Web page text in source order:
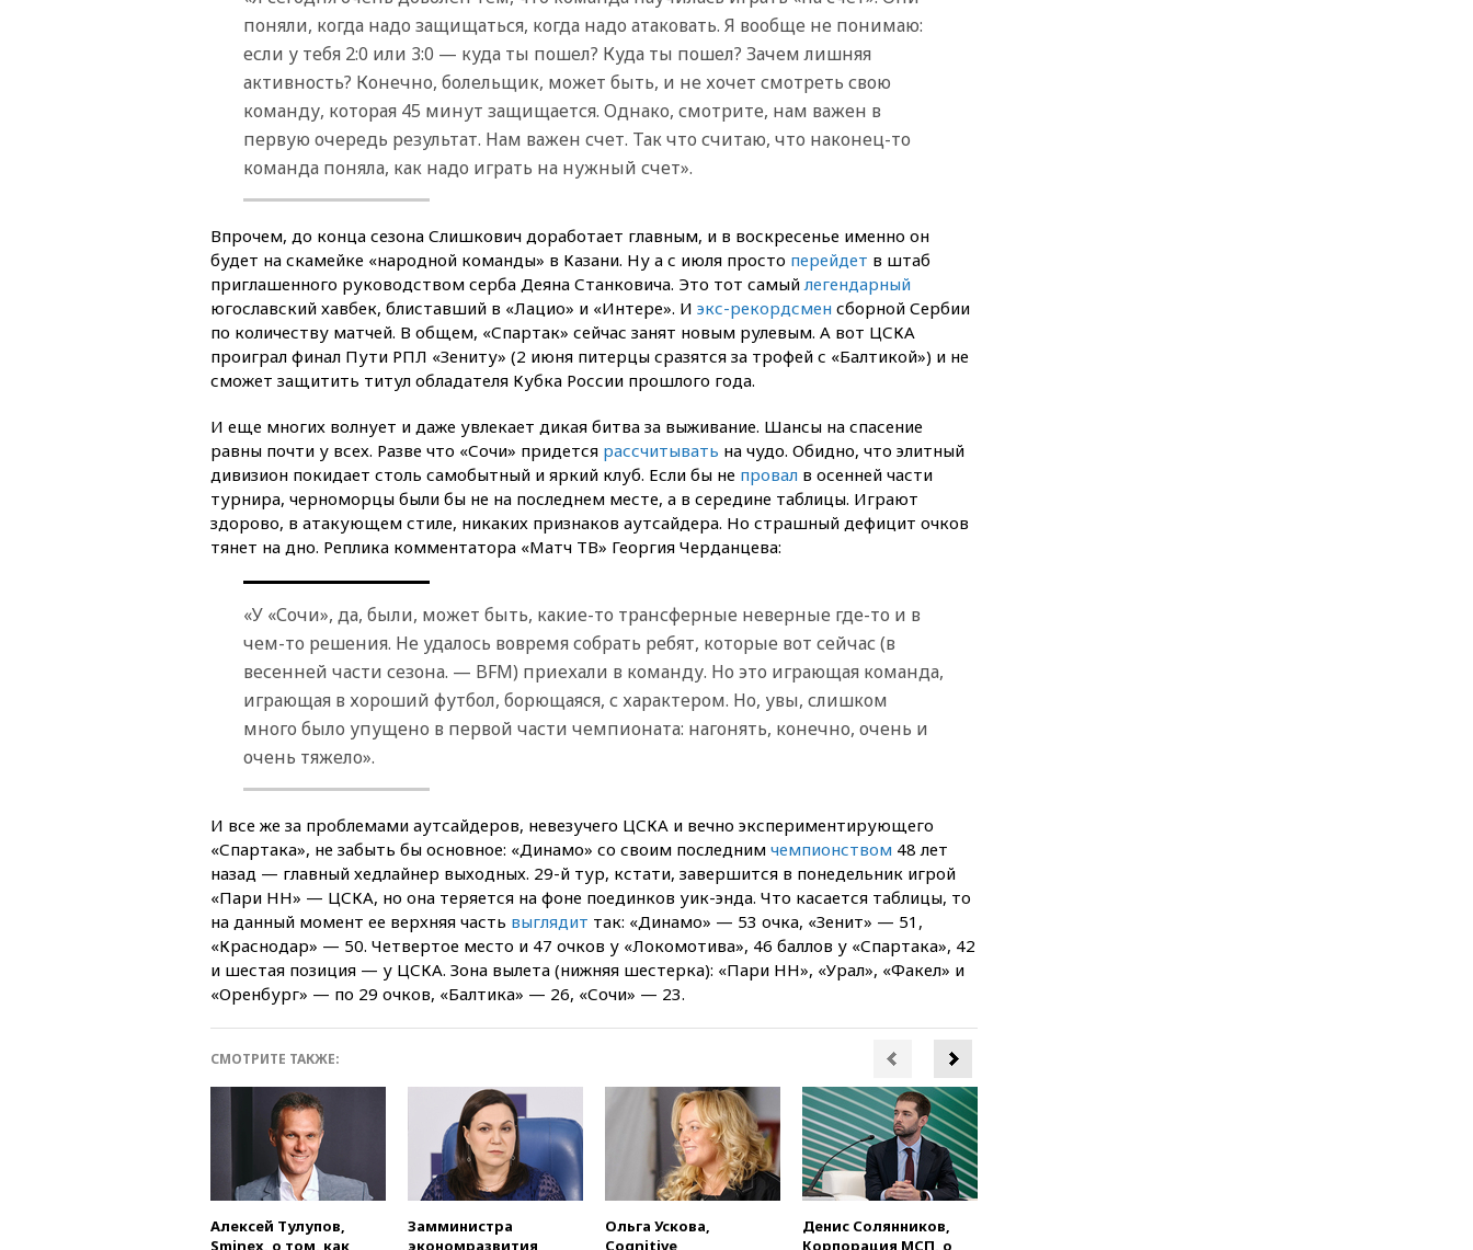
атакован склад Wildberries
07:52 В Таиланде ученик
есть жертвы
07:00
километрах от Ванкувера
вреде психическому
здоровью детей
05:51Трамп подписал указ
против «родильного туризма»
в США
04:00 Суд взыскал почти 5 млн
рублей в пользу семьи
мальчика
03:00МИД РФ: попытки Запада
рассорить Россию и Казахстан
обречены на провал
02:00Ни один водоем Англии
не соответствует нормам
нуждаются в дальнобойных
ракетах и системах Patriot
00:01Трамп заявил о
необходимости пополнения
вчера, 23:15В Смоленске
ребенок и женщина погибли
время урагана
вчера, 22:55 В Москве в
пятницу ожидаются ливни
вчера, 22:35Винисиус
российского гражданства
станет значительно дороже
вчера, 22:20Путин назвал 76-ю
гвардейскую десантно-
штурмовую дивизию
легендарной
доклад о ситуации на
поняли, когда надо защищаться, когда надо атаковать. Я вообще не понимаю:
если у тебя 2:0 или 3:0 — куда ты пошел? Куда ты пошел? Зачем лишняя
активность? Конечно, болельщик, может быть, и не хочет смотреть свою
команду, которая 45 минут защищается. Однако, смотрите, нам важен в
первую очередь результат. Нам важен счет. Так что считаю, что наконец-то
команда поняла, как надо играть на нужный счет».
Впрочем, до конца сезона Слишкович доработает главным, и в воскресенье именно он
будет на скамейке «народной команды» в Казани. Ну а с июля просто перейдет в штаб
приглашенного руководством серба Деяна Станковича. Это тот самый легендарный
югославский хавбек, блиставший в «Лацио» и «Интере». И экс-рекордсмен сборной Сербии
по количеству матчей. В общем, «Спартак» сейчас занят новым рулевым. А вот ЦСКА
проиграл финал Пути РПЛ «Зениту» (2 июня питерцы сразятся за трофей с «Балтикой») и не
сможет защитить титул обладателя Кубка России прошлого года.
И еще многих волнует и даже увлекает дикая битва за выживание. Шансы на спасение
равны почти у всех. Разве что «Сочи» придется рассчитывать на чудо. Обидно, что элитный
дивизион покидает столь самобытный и яркий клуб. Если бы не провал в осенней части
турнира, черноморцы были бы не на последнем месте, а в середине таблицы. Играют
здорово, в атакующем стиле, никаких признаков аутсайдера. Но страшный дефицит очков
тянет на дно. Реплика комментатора «Матч ТВ» Георгия Черданцева:
«У «Сочи», да, были, может быть, какие-то трансферные неверные где-то и в
чем-то решения. Не удалось вовремя собрать ребят, которые вот сейчас (в
весенней части сезона. — BFM) приехали в команду. Но это играющая команда,
играющая в хороший футбол, борющаяся, с характером. Но, увы, слишком
много было упущено в первой части чемпионата: нагонять, конечно, очень и
очень тяжело».
И все же за проблемами аутсайдеров, невезучего ЦСКА и вечно экспериментирующего
«Спартака», не забыть бы основное: «Динамо» со своим последним чемпионством 48 лет
назад — главный хедлайнер выходных. 29-й тур, кстати, завершится в понедельник игрой
«Пари НН» — ЦСКА, но она теряется на фоне поединков уик-энда. Что касается таблицы, то
на данный момент ее верхняя часть выглядит так: «Динамо» — 53 очка, «Зенит» — 51,
«Краснодар» — 50. Четвертое место и 47 очков у «Локомотива», 46 баллов у «Спартака», 42
и шестая позиция — у ЦСКА. Зона вылета (нижняя шестерка): «Пари НН», «Урал», «Факел» и
«Оренбург» — по 29 очков, «Балтика» — 26, «Сочи» — 23.
СМОТРИТЕ ТАКЖЕ:
Алексей Тулупов,
Sminex, о том, как
Замминистра
экономразвития
Ольга Ускова,
Cognitive
Денис Солянников,
Корпорация МСП, о